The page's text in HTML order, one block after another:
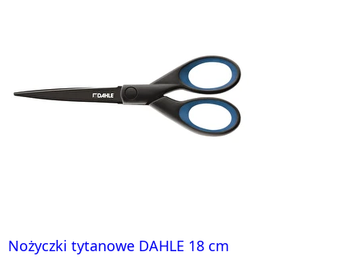
Nożyczki tytanowe DAHLE 18 cm